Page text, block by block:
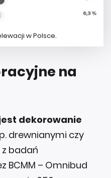
w Polsce.
na
dekorowanie
drewnianymi czy
badań
BCMM – Omnibud